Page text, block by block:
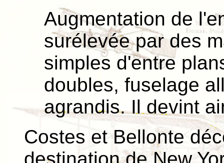
Augmentation de
surélevée par des
simples d'entre
doubles, fuselage
agrandis. Il devint
Costes et Bellonte
destination de New